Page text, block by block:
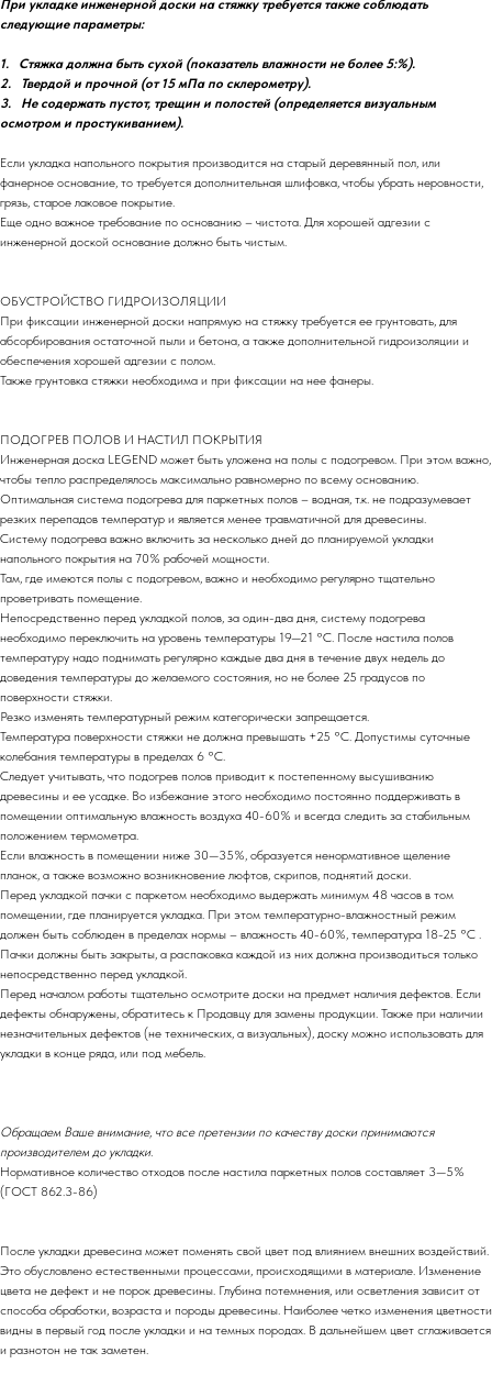
При укладке инженерной доски на стяжку требуется также соблюдать
следующие параметры:
1. Стяжка должна быть сухой (показатель влажности не более 5:%).
2. Твердой и прочной (от 15 мПа по склерометру).
3. Не содержать пустот, трещин и полостей (определяется визуальным
осмотром и простукиванием).
Если укладка напольного покрытия производится на старый деревянный пол, или
фанерное основание, то требуется дополнительная шлифовка, чтобы убрать неровности,
грязь, старое лаковое покрытие.
Еще одно важное требование по основанию – чистота. Для хорошей адгезии с
инженерной доской основание должно быть чистым.
ОБУСТРОЙСТВО ГИДРОИЗОЛЯЦИИ
При фиксации инженерной доски напрямую на стяжку требуется ее грунтовать, для
абсорбирования остаточной пыли и бетона, а также дополнительной гидроизоляции и
обеспечения хорошей адгезии с полом.
Также грунтовка стяжки необходима и при фиксации на нее фанеры.
ПОДОГРЕВ ПОЛОВ И НАСТИЛ ПОКРЫТИЯ
Инженерная доска LEGEND может быть уложена на полы с подогревом. При этом важно,
чтобы тепло распределялось максимально равномерно по всему основанию.
Оптимальная система подогрева для паркетных полов – водная, т.к. не подразумевает
резких перепадов температур и является менее травматичной для древесины.
Систему подогрева важно включить за несколько дней до планируемой укладки
напольного покрытия на 70% рабочей мощности.
Там, где имеются полы с подогревом, важно и необходимо регулярно тщательно
проветривать помещение.
Непосредственно перед укладкой полов, за один-два дня, систему подогрева
необходимо переключить на уровень температуры 19—21 °С. После настила полов
температуру надо поднимать регулярно каждые два дня в течение двух недель до
доведения температуры до желаемого состояния, но не более 25 градусов по
поверхности стяжки.
Резко изменять температурный режим категорически запрещается.
Температура поверхности стяжки не должна превышать +25 °С. Допустимы суточные
колебания температуры в пределах 6 °С.
Следует учитывать, что подогрев полов приводит к постепенному высушиванию
древесины и ее усадке. Во избежание этого необходимо постоянно поддерживать в
помещении оптимальную влажность воздуха 40-60% и всегда следить за стабильным
положением термометра.
Если влажность в помещении ниже 30—35%, образуется ненормативное щеление
планок, а также возможно возникновение люфтов, скрипов, поднятий доски.
Перед укладкой пачки с паркетом необходимо выдержать минимум 48 часов в том
помещении, где планируется укладка. При этом температурно-влажностный режим
должен быть соблюден в пределах нормы – влажность 40-60%, температура 18-25 °С .
Пачки должны быть закрыты, а распаковка каждой из них должна производиться только
непосредственно перед укладкой.
Перед началом работы тщательно осмотрите доски на предмет наличия дефектов. Если
дефекты обнаружены, обратитесь к Продавцу для замены продукции. Также при наличии
незначительных дефектов (не технических, а визуальных), доску можно использовать для
укладки в конце ряда, или под мебель.
Обращаем Ваше внимание, что все претензии по качеству доски принимаются
производителем до укладки.
Нормативное количество отходов после настила паркетных полов составляет 3—5%
(ГОСТ 862.3-86)
После укладки древесина может поменять свой цвет под влиянием внешних воздействий.
Это обусловлено естественными процессами, происходящими в материале. Изменение
цвета не дефект и не порок древесины. Глубина потемнения, или осветления зависит от
способа обработки, возраста и породы древесины. Наиболее четко изменения цветности
видны в первый год после укладки и на темных породах. В дальнейшем цвет сглаживается
и разнотон не так заметен.